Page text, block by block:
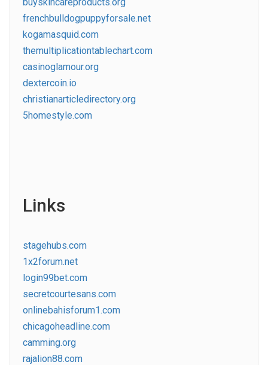
frenchbulldogpuppyforsale.net
kogamasquid.com
themultiplicationtablechart.com
casinoglamour.org
dextercoin.io
christianarticledirectory.org
5homestyle.com
Links
stagehubs.com
1x2forum.net
login99bet.com
secretcourtesans.com
onlinebahisforum1.com
chicagoheadline.com
camming.org
rajalion88.com